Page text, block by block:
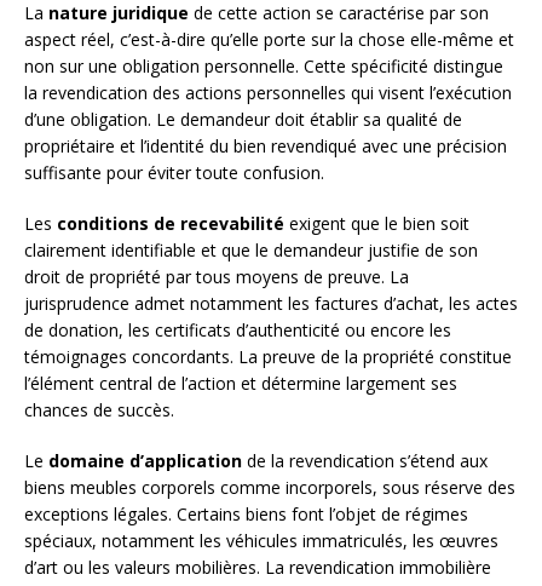
La nature juridique de cette action se caractérise par son
aspect réel, c’est-à-dire qu’elle porte sur la chose elle-même et
non sur une obligation personnelle. Cette spécificité distingue
la revendication des actions personnelles qui visent l’exécution
d’une obligation. Le demandeur doit établir sa qualité de
propriétaire et l’identité du bien revendiqué avec une précision
suffisante pour éviter toute confusion.
Les conditions de recevabilité exigent que le bien soit
clairement identifiable et que le demandeur justifie de son
droit de propriété par tous moyens de preuve. La
jurisprudence admet notamment les factures d’achat, les actes
de donation, les certificats d’authenticité ou encore les
témoignages concordants. La preuve de la propriété constitue
l’élément central de l’action et détermine largement ses
chances de succès.
Le domaine d’application de la revendication s’étend aux
biens meubles corporels comme incorporels, sous réserve des
exceptions légales. Certains biens font l’objet de régimes
spéciaux, notamment les véhicules immatriculés, les œuvres
d’art ou les valeurs mobilières. La revendication immobilière